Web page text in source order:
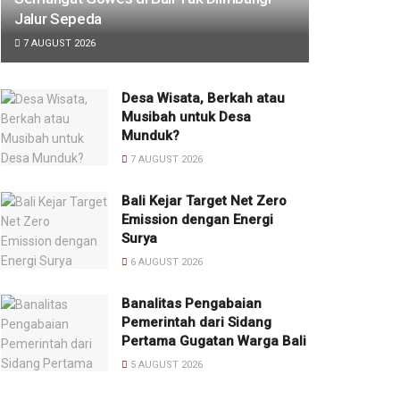
Jalur Sepeda
7 AUGUST 2026
Desa Wisata, Berkah atau
Musibah untuk Desa
Munduk?
7 AUGUST 2026
Bali Kejar Target Net Zero
Emission dengan Energi
Surya
6 AUGUST 2026
Banalitas Pengabaian
Pemerintah dari Sidang
Pertama Gugatan Warga Bali
5 AUGUST 2026